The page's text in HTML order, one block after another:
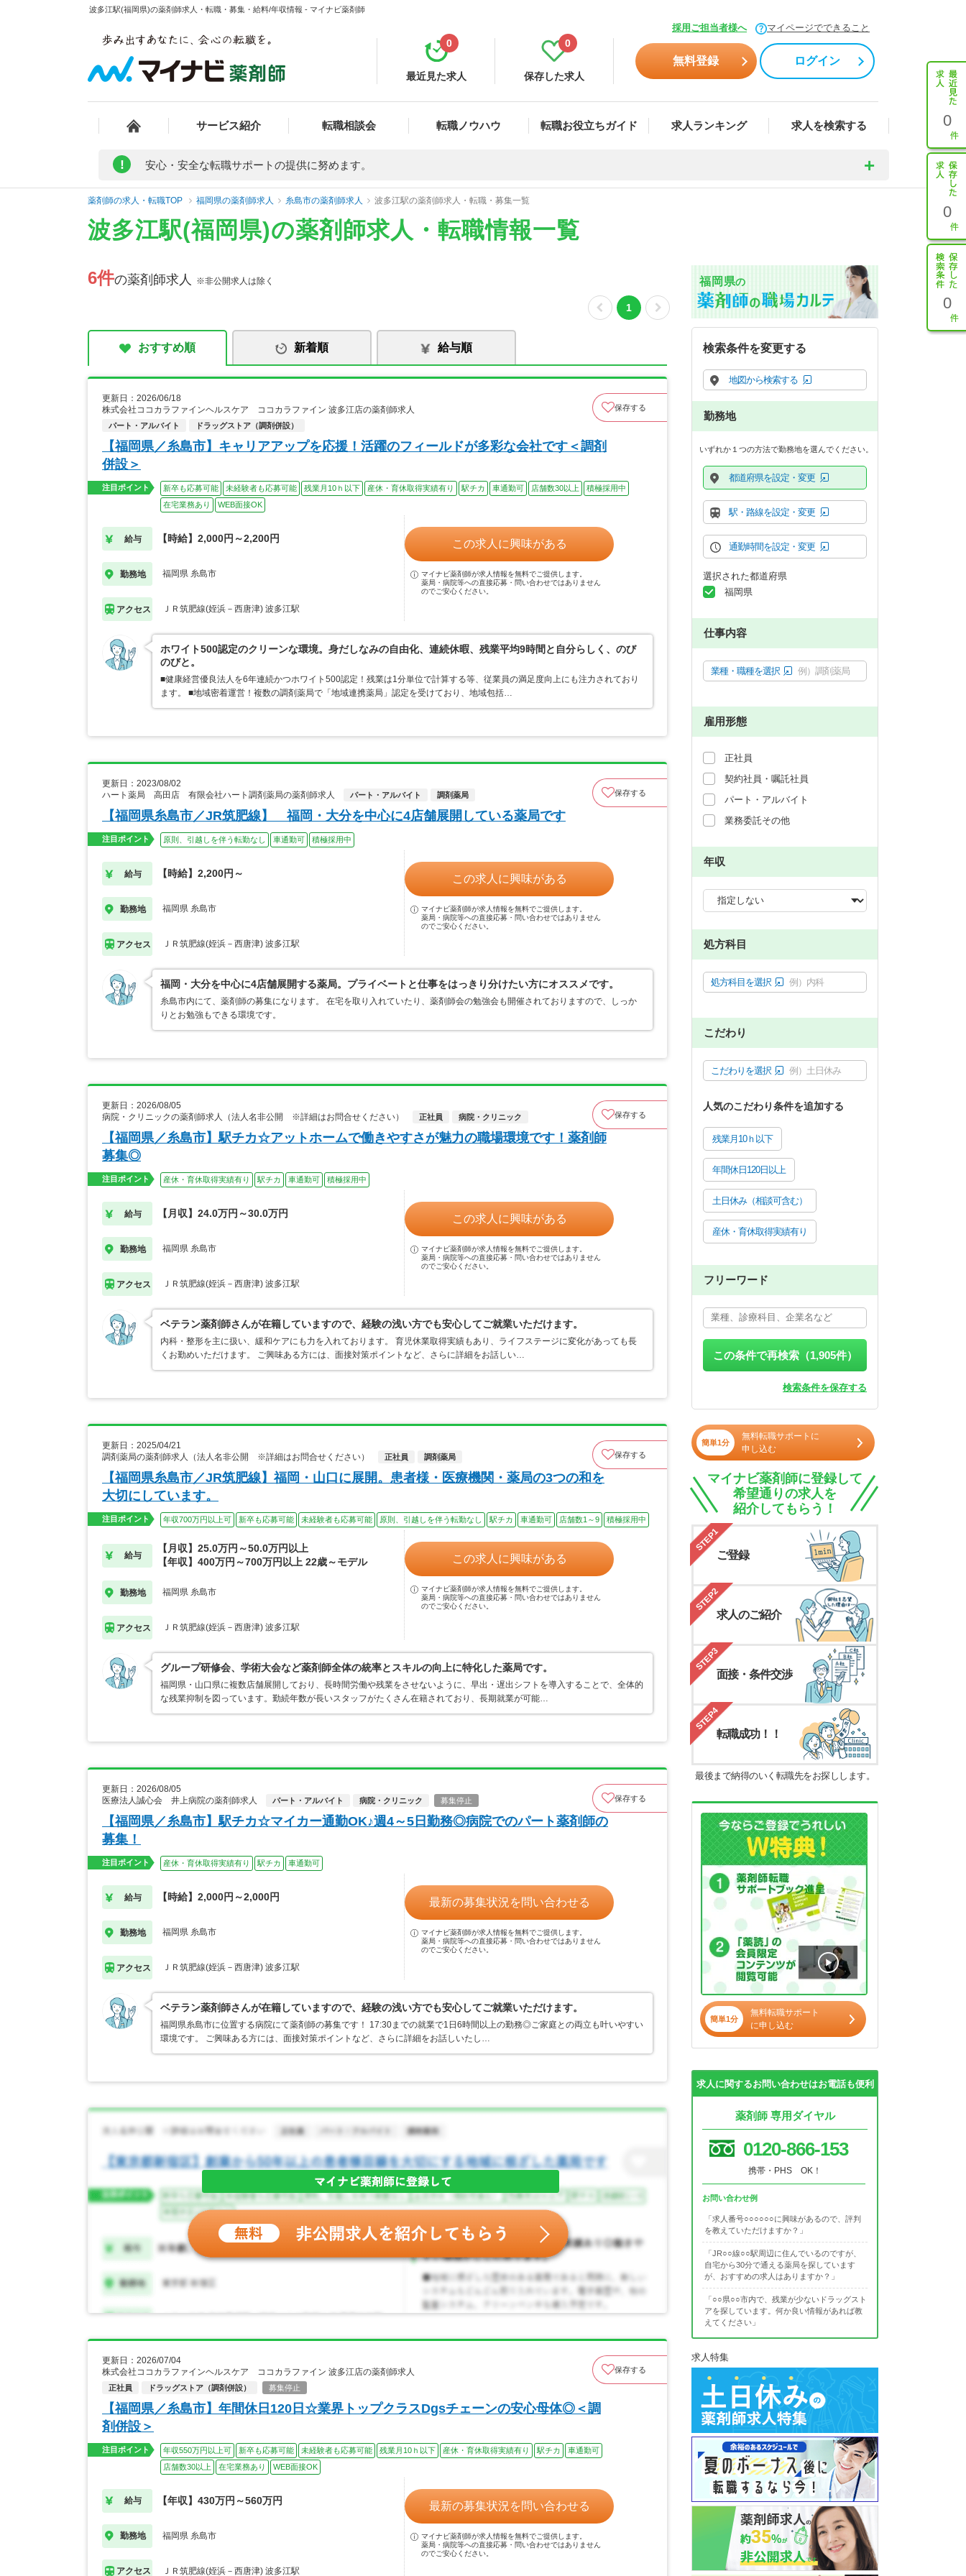
波多江駅(福岡県)の薬剤師求人・転職・募集・給料/年収情報 - マイナビ薬剤師
採用ご担当者様へ マイページでできること
最近見た求人
0
保存した求人
0
無料登録 ログイン
サービス紹介 転職相談会 転職ノウハウ 転職お役立ちガイド 求人ランキング 求人を検索する 0
0
0
! 安心・安全な転職サポートの提供に努めます。
薬剤師の求人・転職TOP 福岡県の薬剤師求人 糸島市の薬剤師求人 波多江駅の薬剤師求人・転職・募集一覧
波多江駅(福岡県)の薬剤師求人・転職情報一覧
6件の薬剤師求人 ※非公開求人は除く
1
おすすめ順 新着順 給与順
更新日：2026/06/18
株式会社ココカラファインヘルスケア ココカラファイン 波多江店の薬剤師求人
パート・アルバイト ドラッグストア（調剤併設）
保存する
【福岡県／糸島市】キャリアアップを応援！活躍のフィールドが多彩な会社です＜調剤
併設＞
注目ポイント 新卒も応募可能 未経験者も応募可能 残業月10ｈ以下 産休・育休取得実績有り 駅チカ 車通勤可 店舗数30以上
積極採用中
在宅業務あり
WEB面接OK
給与 【時給】2,000円～2,200円
勤務地 福岡県 糸島市
アクセス ＪＲ筑肥線(姪浜－西唐津) 波多江駅
この求人に興味がある
マイナビ薬剤師が求人情報を無料でご提供します。
薬局・病院等への直接応募・問い合わせではありません
のでご安心ください。
ホワイト500認定のクリーンな環境。身だしなみの自由化、連続休暇、残業平均9時間と自分らしく、のび
のびと。
■健康経営優良法人を6年連続かつホワイト500認定！残業は1分単位で計算する等、従業員の満足度向上にも注力されており
ます。 ■地域密着運営！複数の調剤薬局で「地域連携薬局」認定を受けており、地域包括…
更新日：2023/08/02
ハート薬局 高田店 有限会社ハート調剤薬局の薬剤師求人
パート・アルバイト 調剤薬局 保存する
【福岡県糸島市／JR筑肥線】 福岡・大分を中心に4店舗展開している薬局です
注目ポイント 原則、引越しを伴う転勤なし 車通勤可 積極採用中
給与 【時給】2,200円～
勤務地 福岡県 糸島市
アクセス ＪＲ筑肥線(姪浜－西唐津) 波多江駅
この求人に興味がある
マイナビ薬剤師が求人情報を無料でご提供します。
薬局・病院等への直接応募・問い合わせではありません
のでご安心ください。
福岡・大分を中心に4店舗展開する薬局。プライベートと仕事をはっきり分けたい方にオススメです。
糸島市内にて、薬剤師の募集になります。 在宅を取り入れていたり、薬剤師会の勉強会も開催されておりますので、しっか
りとお勉強もできる環境です。
更新日：2026/08/05
病院・クリニックの薬剤師求人（法人名非公開 ※詳細はお問合せください）
正社員 病院・クリニック 保存する
【福岡県／糸島市】駅チカ☆アットホームで働きやすさが魅力の職場環境です！薬剤師
募集◎
注目ポイント 産休・育休取得実績有り 駅チカ 車通勤可 積極採用中
給与 【月収】24.0万円～30.0万円
勤務地 福岡県 糸島市
アクセス ＪＲ筑肥線(姪浜－西唐津) 波多江駅
この求人に興味がある
マイナビ薬剤師が求人情報を無料でご提供します。
薬局・病院等への直接応募・問い合わせではありません
のでご安心ください。
ベテラン薬剤師さんが在籍していますので、経験の浅い方でも安心してご就業いただけます。
内科・整形を主に扱い、緩和ケアにも力を入れております。 育児休業取得実績もあり、ライフステージに変化があっても長
くお勤めいただけます。 ご興味ある方には、面接対策ポイントなど、さらに詳細をお話しい…
更新日：2025/04/21
調剤薬局の薬剤師求人（法人名非公開 ※詳細はお問合せください）
正社員 調剤薬局 保存する
【福岡県糸島市／JR筑肥線】福岡・山口に展開。患者様・医療機関・薬局の3つの和を
大切にしています。
注目ポイント 年収700万円以上可 新卒も応募可能 未経験者も応募可能 原則、引越しを伴う転勤なし 駅チカ 車通勤可 店舗数1～9 積極採用中
給与
【月収】25.0万円～50.0万円以上
【年収】400万円～700万円以上 22歳～モデル
勤務地 福岡県 糸島市
アクセス ＪＲ筑肥線(姪浜－西唐津) 波多江駅
この求人に興味がある
マイナビ薬剤師が求人情報を無料でご提供します。
薬局・病院等への直接応募・問い合わせではありません
のでご安心ください。
グループ研修会、学術大会など薬剤師全体の統率とスキルの向上に特化した薬局です。
福岡県・山口県に複数店舗展開しており、長時間労働や残業をさせないように、早出・遅出シフトを導入することで、全体的
な残業抑制を図っています。勤続年数が長いスタッフがたくさん在籍されており、長期就業が可能…
更新日：2026/08/05
医療法人誠心会 井上病院の薬剤師求人
パート・アルバイト 病院・クリニック 募集停止 保存する
【福岡県／糸島市】駅チカ☆マイカー通勤OK♪週4～5日勤務◎病院でのパート薬剤師の
募集！
注目ポイント 産休・育休取得実績有り 駅チカ 車通勤可
給与 【時給】2,000円～2,000円
勤務地 福岡県 糸島市
アクセス ＪＲ筑肥線(姪浜－西唐津) 波多江駅
最新の募集状況を問い合わせる
マイナビ薬剤師が求人情報を無料でご提供します。
薬局・病院等への直接応募・問い合わせではありません
のでご安心ください。
ベテラン薬剤師さんが在籍していますので、経験の浅い方でも安心してご就業いただけます。
福岡県糸島市に位置する病院にて薬剤師の募集です！ 17:30までの就業で1日6時間以上の勤務◎ご家庭との両立も叶いやすい
環境です。 ご興味ある方には、面接対策ポイントなど、さらに詳細をお話しいたし…
更新日：2026/07/04
株式会社ココカラファインヘルスケア ココカラファイン 波多江店の薬剤師求人
正社員 ドラッグストア（調剤併設） 募集停止
保存する
【福岡県／糸島市】年間休日120日☆業界トップクラスDgsチェーンの安心母体◎＜調
剤併設＞
注目ポイント 年収550万円以上可 新卒も応募可能 未経験者も応募可能 残業月10ｈ以下 産休・育休取得実績有り 駅チカ
車通勤可
店舗数30以上
在宅業務あり WEB面接OK
給与 【年収】430万円～560万円
勤務地 福岡県 糸島市
アクセス ＪＲ筑肥線(姪浜－西唐津) 波多江駅
最新の募集状況を問い合わせる
マイナビ薬剤師が求人情報を無料でご提供します。
薬局・病院等への直接応募・問い合わせではありません
のでご安心ください。
福岡県の
検索条件を変更する
地図から検索する
勤務地
いずれか１つの方法で勤務地を選んでください。
都道府県を設定・変更
駅・路線を設定・変更
通勤時間を設定・変更
選択された都道府県
福岡県
仕事内容
業種・職種を選択 例）調剤薬局
雇用形態
正社員
契約社員・嘱託社員
パート・アルバイト
業務委託その他
年収
処方科目
処方科目を選択 例）内科
こだわり
こだわりを選択 例）土日休み
人気のこだわり条件を追加する
残業月10ｈ以下
年間休日120日以上
土日休み（相談可含む）
産休・育休取得実績有り
フリーワード
この条件で再検索（1,905件）
検索条件を保存する
簡単1分
無料転職サポートに
申し込む
マイナビ薬剤師に登録して
希望通りの求人を
紹介してもらう！
STEP1
ご登録
STEP2
求人のご紹介
STEP3
面接・条件交渉
STEP4
転職成功！！
最後まで納得のいく転職先をお探しします。
簡単1分
無料転職サポート
に申し込む
求人に関するお問い合わせはお電話も便利
薬剤師 専用ダイヤル
0120-866-153
携帯・PHS OK！
お問い合わせ例
「求人番号○○○○○○に興味があるので、評判
を教えていただけますか？」
「JR○○線○○駅周辺に住んでいるのですが、
自宅から30分で通える薬局を探しています
が、おすすめの求人はありますか？」
「○○県○○市内で、残業が少ないドラッグスト
アを探しています。何か良い情報があれば教
えてください」
求人特集